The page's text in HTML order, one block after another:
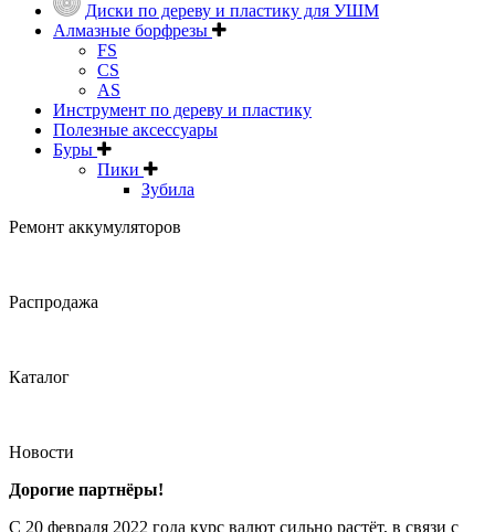
Диски по дереву и пластику для УШМ
Алмазные борфрезы
FS
CS
AS
Инструмент по дереву и пластику
Полезные аксессуары
Буры
Пики
Зубила
Ремонт аккумуляторов
Распродажа
Каталог
Новости
Дорогие партнёры!
С 20 февраля 2022 года курс валют сильно растёт, в связи с